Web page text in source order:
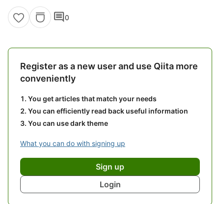
comment0
Register as a new user and use Qiita more
conveniently
You get articles that match your needs
You can efficiently read back useful information
You can use dark theme
What you can do with signing up
Sign up
Login